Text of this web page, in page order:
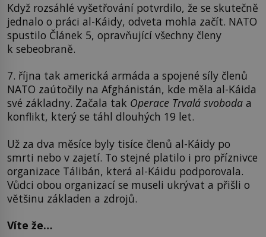
Když rozsáhlé vyšetřování potvrdilo, že se skutečně
jednalo o práci al-Káidy, odveta mohla začít. NATO
spustilo Článek 5, opravňující všechny členy
k sebeobraně.
7. října tak americká armáda a spojené síly členů
NATO zaútočily na Afghánistán, kde měla al-Káida
své základny. Začala tak Operace Trvalá svoboda a
konflikt, který se táhl dlouhých 19 let.
Už za dva měsíce byly tisíce členů al-Káidy po
smrti nebo v zajetí. To stejné platilo i pro příznivce
organizace Tálibán, která al-Káidu podporovala.
Vůdci obou organizací se museli ukrývat a přišli o
většinu základen a zdrojů.
Víte že…